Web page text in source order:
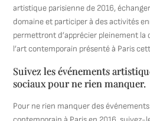
artistique parisienne de 2016,
domaine et participer à des activités
permettront d’apprécier pleinement
l’art contemporain présenté à Paris
Suivez les événements
sociaux pour ne rien manquer.
Pour ne rien manquer des